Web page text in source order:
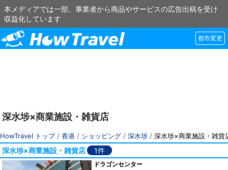
本メディアでは一部、事業者から商品やサービスの広告出稿を受け
収益化しています
都市変更
深水埗×商業施設・雑貨店
HowTravel トップ/ 香港 / ショッピング / 深水埗 / 深水埗×商業施設・雑貨
深水埗×商業施設・雑貨店 1件
ドラゴンセンター